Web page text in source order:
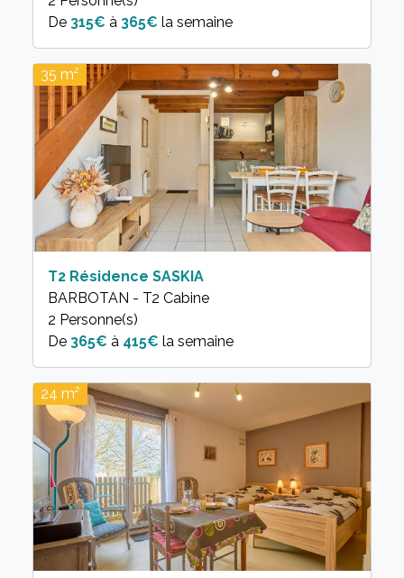
315€ à 365€ la semaine
35 m²
T2 Résidence SASKIA
BARBOTAN - T2 Cabine
2 Personne(s)
365€ à 415€ la semaine
24 m²